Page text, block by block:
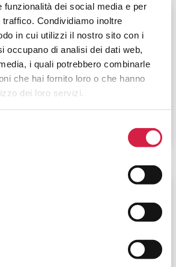
funzionalità dei social media e per
Condividiamo inoltre
in cui utilizzi il nostro sito con i
occupano di analisi dei dati web,
i quali potrebbero combinarle
che hai fornito loro o che hanno
dei loro servizi.
– Presidio Ospedaliero
– Ospedale Civile San
Infermi